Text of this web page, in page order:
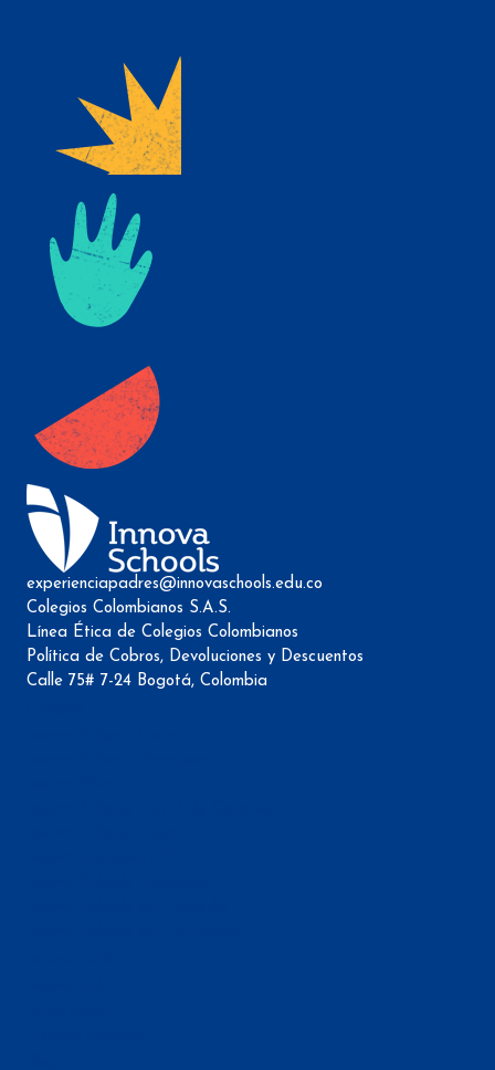
experienciapadres@innovaschools.edu.co
Colegios Colombianos S.A.S.
Línea Ética de Colegios Colombianos
Política de Cobros, Devoluciones y Descuentos
Calle 75# 7-24 Bogotá, Colombia